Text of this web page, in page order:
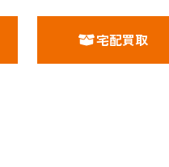
宅配買取